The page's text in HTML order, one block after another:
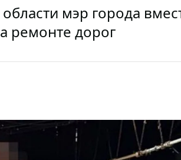
мэр города
ремонте дорог